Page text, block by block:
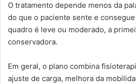
O tratamento depende menos da
do que o paciente sente e
quadro é leve ou moderado, a
conservadora.
Em geral, o plano combina
ajuste de carga, melhora da